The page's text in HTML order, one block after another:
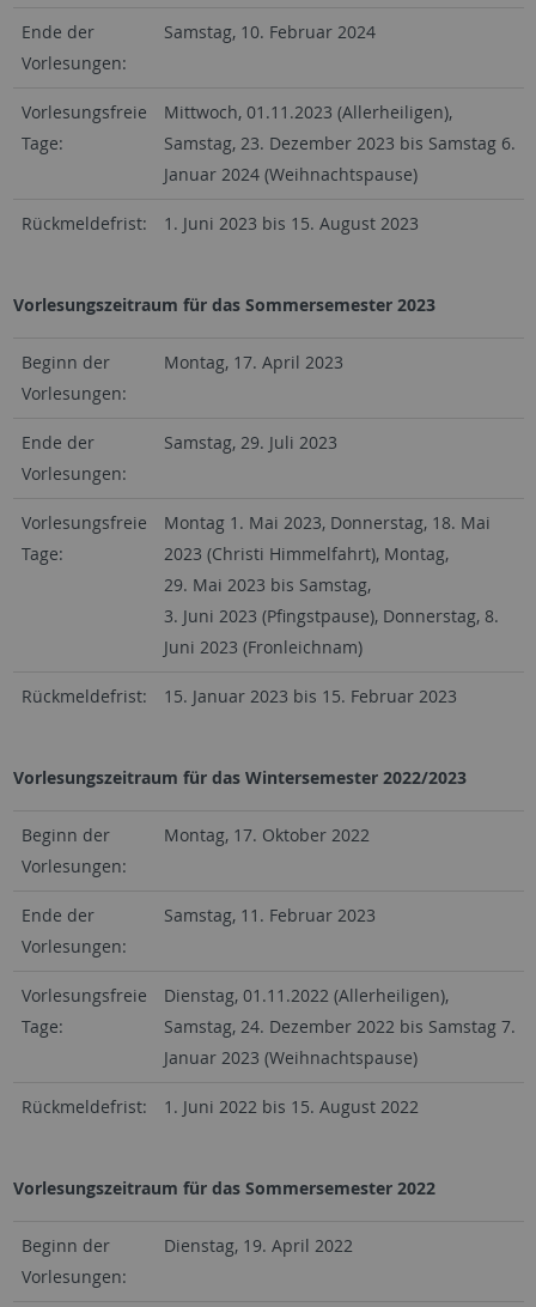
Ende der
Vorlesungen:
Samstag, 10. Februar 2024
Vorlesungsfreie
Tage:
Mittwoch, 01.11.2023 (Allerheiligen),
Samstag, 23. Dezember 2023 bis Samstag 6.
Januar 2024 (Weihnachtspause)
Rückmeldefrist: 1. Juni 2023 bis 15. August 2023
Vorlesungszeitraum für das Sommersemester 2023
Beginn der
Vorlesungen:
Montag, 17. April 2023
Ende der
Vorlesungen:
Samstag, 29. Juli 2023
Vorlesungsfreie
Tage:
Montag 1. Mai 2023, Donnerstag, 18. Mai
2023 (Christi Himmelfahrt), Montag,
29. Mai 2023 bis Samstag,
3. Juni 2023 (Pfingstpause), Donnerstag, 8.
Juni 2023 (Fronleichnam)
Rückmeldefrist: 15. Januar 2023 bis 15. Februar 2023
Vorlesungszeitraum für das Wintersemester 2022/2023
Beginn der
Vorlesungen:
Montag, 17. Oktober 2022
Ende der
Vorlesungen:
Samstag, 11. Februar 2023
Vorlesungsfreie
Tage:
Dienstag, 01.11.2022 (Allerheiligen),
Samstag, 24. Dezember 2022 bis Samstag 7.
Januar 2023 (Weihnachtspause)
Rückmeldefrist: 1. Juni 2022 bis 15. August 2022
Vorlesungszeitraum für das Sommersemester 2022
Beginn der
Vorlesungen:
Dienstag, 19. April 2022